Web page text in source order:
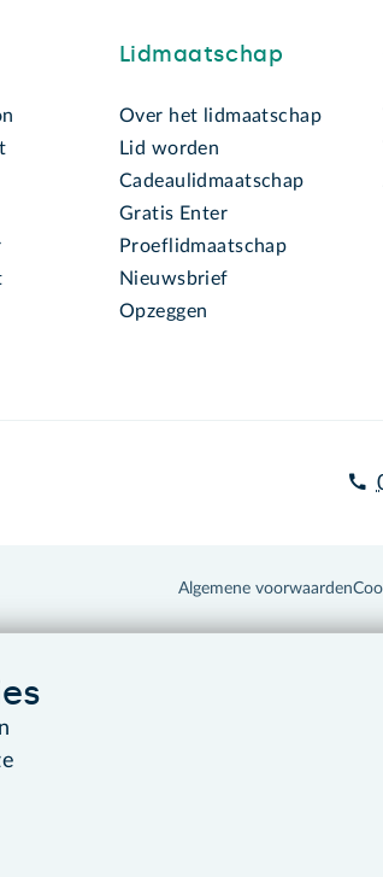
Lidmaatschap
Over het lidmaatschap
Lid worden
Cadeaulidmaatschap
Gratis Enter
Proeflidmaatschap
Nieuwsbrief
Opzeggen
Algemene voorwaarden